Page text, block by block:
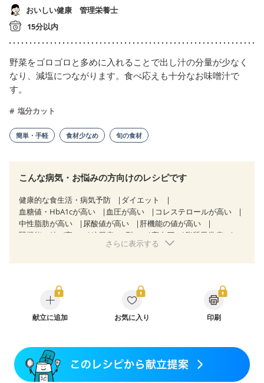
おいしい健康 管理栄養士
15分以内
野菜をゴロゴロと多めに入れることで出し汁の分量が少なく
なり、減塩につながります。食べ応えも十分なお味噌汁で
す。
塩分カット
簡単・手軽 食材少なめ 旬の食材
こんな病気・お悩みの方向けのレシピです
健康的な食生活・病気予防
ダイエット
血糖値・HbA1cが高い
血圧が高い
コレステロールが高い
中性脂肪が高い
尿酸値が高い
肝機能の値が高い
腎機能の値が高い
糖尿病（2型） 高血圧
脂質異常症
狭心症 心筋梗塞
糖尿病性腎症（第２期）
糖尿病性腎症（第３期）
CKD（ステージ１）
CKD（ステージ２）
CKD（ステージ３a）
乳がん（抗がん剤治療中）
味の感じ方が変わった
妊婦健診・体重増加が気になる（初期）
妊婦健診・血圧が気になる（初期）
さらに表示する
献立に追加 お気に入り 印刷